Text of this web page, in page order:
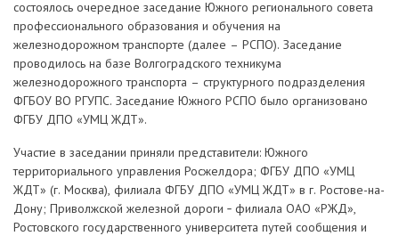
состоялось очередное заседание Южного регионального совета
профессионального образования и обучения на
железнодорожном транспорте (далее – РСПО). Заседание
проводилось на базе Волгоградского техникума
железнодорожного транспорта – структурного подразделения
ФГБОУ ВО РГУПС. Заседание Южного РСПО было организовано
ФГБУ ДПО «УМЦ ЖДТ».
Участие в заседании приняли представители: Южного
территориального управления Росжелдора; ФГБУ ДПО «УМЦ
ЖДТ» (г. Москва), филиала ФГБУ ДПО «УМЦ ЖДТ» в г. Ростове-на-
Дону; Приволжской железной дороги ‑ филиала ОАО «РЖД»,
Ростовского государственного университета путей сообщения и